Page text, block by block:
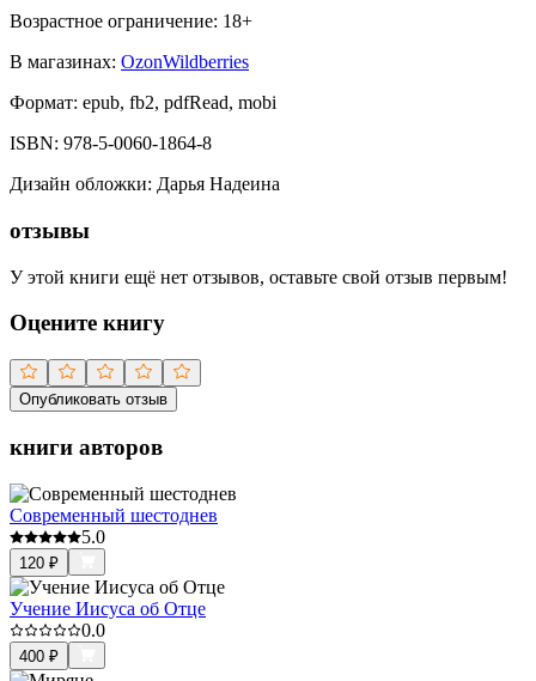
Возрастное ограничение: 18+
В магазинах: OzonWildberries
Формат: epub, fb2, pdfRead, mobi
ISBN: 978-5-0060-1864-8
Дизайн обложки: Дарья Надеина
отзывы
У этой книги ещё нет отзывов, оставьте свой отзыв первым!
Оцените книгу
Опубликовать отзыв
книги авторов
Современный шестоднев
5.0
120 ₽
Учение Иисуса об Отце
0.0
400 ₽